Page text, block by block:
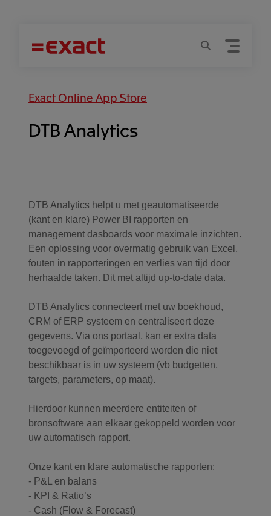
Menu
Zoeken
Exact Online App Store
DTB Analytics
DTB Analytics helpt u met geautomatiseerde
(kant en klare) Power BI rapporten en
management dasboards voor maximale inzichten.
Een oplossing voor overmatig gebruik van Excel,
fouten in rapporteringen en verlies van tijd door
herhaalde taken. Dit met altijd up-to-date data.
DTB Analytics connecteert met uw boekhoud,
CRM of ERP systeem en centraliseert deze
gegevens. Via ons portaal, kan er extra data
toegevoegd of geïmporteerd worden die niet
beschikbaar is in uw systeem (vb budgetten,
targets, parameters, op maat).
Hierdoor kunnen meerdere entiteiten of
bronsoftware aan elkaar gekoppeld worden voor
uw automatisch rapport.
Onze kant en klare automatische rapporten:
- P&L en balans
- KPI & Ratio’s
- Cash (Flow & Forecast)